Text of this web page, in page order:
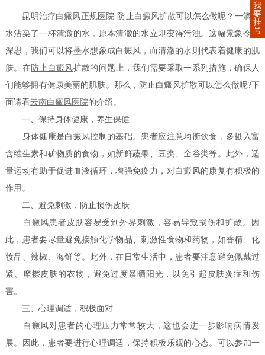
昆明治疗白癜风正规医院-防止白癜风扩散可以怎么做呢？一滴墨
水沾染了一杯清澈的水，原本清澈的水立即变得污浊。这幅景象令人
深思，我们可以将墨水想象成白癜风，而清澈的水则代表着健康的肌
肤。在防止白癜风扩散的问题上，我们需要采取一系列措施，确保人
们能够拥有健康美丽的肌肤。那么，防止白癜风扩散可以怎么做呢?下
面请看云南白癜风医院的介绍。
一、保持身体健康，养生保健
身体健康是白癜风控制的基础。患者应注意均衡饮食，多摄入富
含维生素和矿物质的食物，如新鲜蔬果、豆类、全谷类等。此外，适
量运动有助于促进血液循环，增强免疫力，对白癜风的康复有积极的
作用。
二、避免刺激，防止损伤皮肤
白癜风患者皮肤容易受到外界刺激，容易导致损伤和扩散。因
此，患者要尽量避免接触化学物品、刺激性食物和药物，如香精、化
妆品、辣椒、海鲜等。此外，在日常生活中，患者要注意避免佩戴过
紧、摩擦皮肤的衣物，避免过度暴晒阳光，以免引起皮肤炎症和伤
害。
三、心理调适，积极面对
白癜风对患者的心理压力常常较大，这也会进一步影响病情发
展。因此，患者要进行心理调适，保持积极乐观的心态。可以参加一
我
要
挂
号